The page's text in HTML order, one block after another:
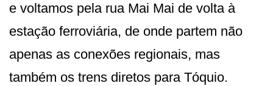
e voltamos pela rua Mai Mai de volta à
estação ferroviária, de onde partem não
apenas as conexões regionais, mas
também os trens diretos para Tóquio.